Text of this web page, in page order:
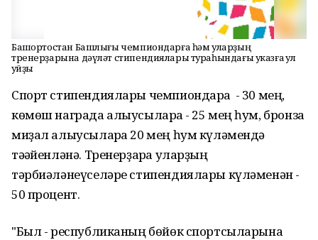
Башҡортостан Башлығы чемпиондарға һәм уларҙың
тренерҙарына дәүләт стипендиялары тураһындағы указға ҡул
ҡуйҙы
Спорт стипендиялары чемпиондарға - 30 мең,
көмөш награда алыусыларға - 25 мең һум, бронза
миҙал алыусыларға 20 мең һум күләмендә
тәғәйенләнә. Тренерҙарға уларҙың
тәрбиәләнеүселәре стипендиялары күләменән -
50 процент.
"Был - республиканың бөйөк спортсыларына